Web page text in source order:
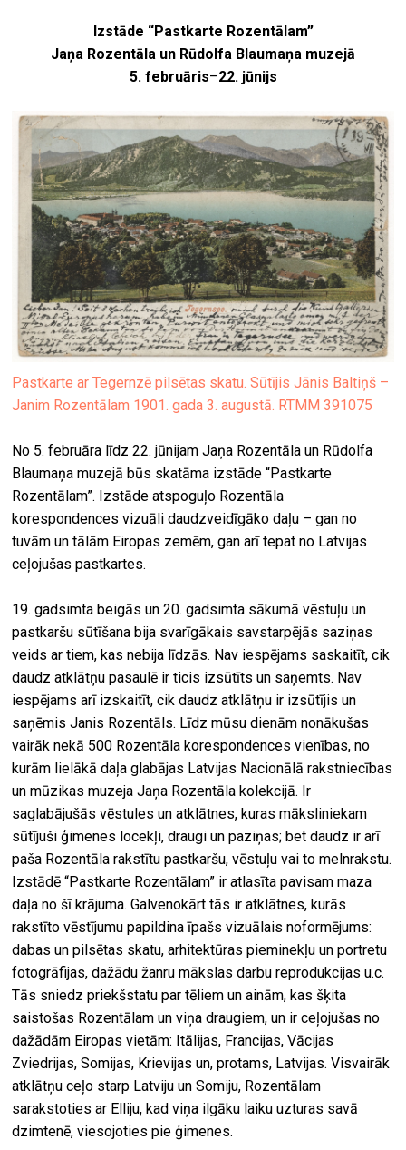
Izstāde “Pastkarte Rozentālam”
Jaņa Rozentāla un Rūdolfa Blaumaņa muzejā
5. februāris–22. jūnijs
Pastkarte ar Tegernzē pilsētas skatu. Sūtījis Jānis Baltiņš –
Janim Rozentālam 1901. gada 3. augustā. RTMM 391075
No 5. februāra līdz 22. jūnijam Jaņa Rozentāla un Rūdolfa
Blaumaņa muzejā būs skatāma izstāde “Pastkarte
Rozentālam”. Izstāde atspoguļo Rozentāla
korespondences vizuāli daudzveidīgāko daļu – gan no
tuvām un tālām Eiropas zemēm, gan arī tepat no Latvijas
ceļojušas pastkartes.
19. gadsimta beigās un 20. gadsimta sākumā vēstuļu un
pastkaršu sūtīšana bija svarīgākais savstarpējās saziņas
veids ar tiem, kas nebija līdzās. Nav iespējams saskaitīt, cik
daudz atklātņu pasaulē ir ticis izsūtīts un saņemts. Nav
iespējams arī izskaitīt, cik daudz atklātņu ir izsūtījis un
saņēmis Janis Rozentāls. Līdz mūsu dienām nonākušas
vairāk nekā 500 Rozentāla korespondences vienības, no
kurām lielākā daļa glabājas Latvijas Nacionālā rakstniecības
un mūzikas muzeja Jaņa Rozentāla kolekcijā. Ir
saglabājušās vēstules un atklātnes, kuras māksliniekam
sūtījuši ģimenes locekļi, draugi un paziņas; bet daudz ir arī
paša Rozentāla rakstītu pastkaršu, vēstuļu vai to melnrakstu.
Izstādē “Pastkarte Rozentālam” ir atlasīta pavisam maza
daļa no šī krājuma. Galvenokārt tās ir atklātnes, kurās
rakstīto vēstījumu papildina īpašs vizuālais noformējums:
dabas un pilsētas skatu, arhitektūras pieminekļu un portretu
fotogrāfijas, dažādu žanru mākslas darbu reprodukcijas u.c.
Tās sniedz priekšstatu par tēliem un ainām, kas šķita
saistošas Rozentālam un viņa draugiem, un ir ceļojušas no
dažādām Eiropas vietām: Itālijas, Francijas, Vācijas
Zviedrijas, Somijas, Krievijas un, protams, Latvijas. Visvairāk
atklātņu ceļo starp Latviju un Somiju, Rozentālam
sarakstoties ar Elliju, kad viņa ilgāku laiku uzturas savā
dzimtenē, viesojoties pie ģimenes.